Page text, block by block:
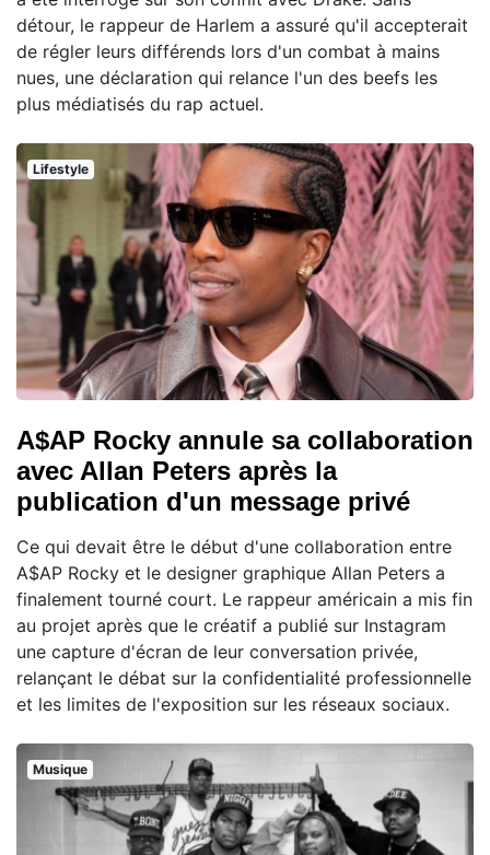
détour, le rappeur de Harlem a assuré qu'il accepterait
de régler leurs différends lors d'un combat à mains
nues, une déclaration qui relance l'un des beefs les
plus médiatisés du rap actuel.
Lifestyle
A$AP Rocky annule sa collaboration
avec Allan Peters après la
publication d'un message privé
Ce qui devait être le début d'une collaboration entre
A$AP Rocky et le designer graphique Allan Peters a
finalement tourné court. Le rappeur américain a mis fin
au projet après que le créatif a publié sur Instagram
une capture d'écran de leur conversation privée,
relançant le débat sur la confidentialité professionnelle
et les limites de l'exposition sur les réseaux sociaux.
Musique